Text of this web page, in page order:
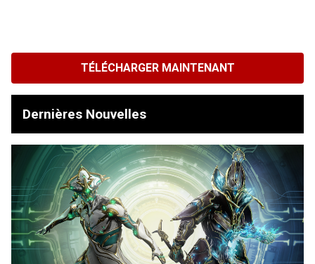
TÉLÉCHARGER MAINTENANT
Dernières Nouvelles